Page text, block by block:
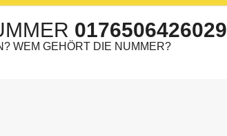
0176506426029
WEM GEHÖRT DIE NUMMER?